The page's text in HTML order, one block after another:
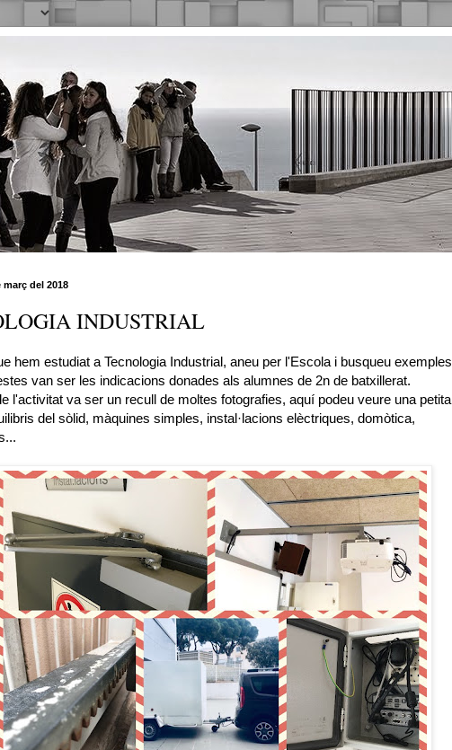
març del 2018
INDUSTRIAL
hem estudiat a Tecnologia Industrial, aneu per l'Escola i busqueu exemples
van ser les indicacions donades als alumnes de 2n de batxillerat.
l'activitat va ser un recull de moltes fotografies, aquí podeu veure una petita
del sòlid, màquines simples, instal·lacions elèctriques, domòtica,